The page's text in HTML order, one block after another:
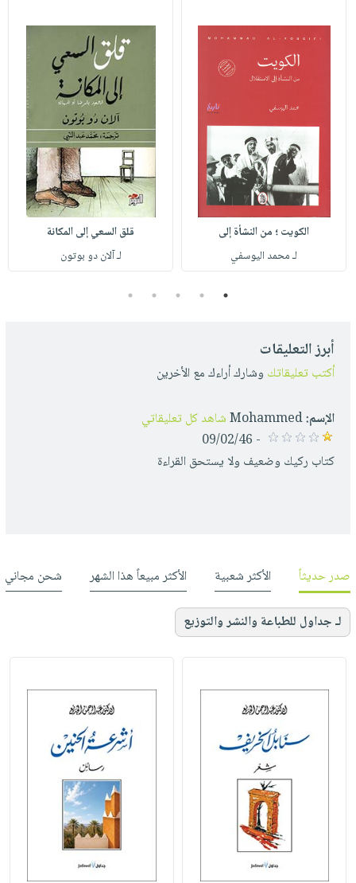
الكويت ؛ من النشأة إلى
لـ محمد اليوسفي
قلق السعي إلى المكانة
لـ آلان دو بوتون
1
2
3
4
5
أبرز التعليقات
أكتب تعليقاتك وشارك أراءك مع الأخرين
الإسم:Mohammedشاهد كل تعليقاتي
- 09/02/46
كتاب ركيك وضعيف ولا يستحق القراءة
صدر حديثاً الأكثر شعبية الأكثر مبيعاً هذا الشهر شحن مجاني
لـ جداول للطباعة والنشر والتوزيع